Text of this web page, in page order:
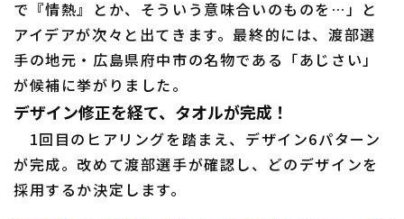
で『情熱』とか、そういう意味合いのものを…」と
アイデアが次々と出てきます。最終的には、渡部選
手の地元・広島県府中市の名物である「あじさい」
が候補に挙がりました。
デザイン修正を経て、タオルが完成！
1回目のヒアリングを踏まえ、デザイン6パターン
が完成。改めて渡部選手が確認し、どのデザインを
採用するか決定します。